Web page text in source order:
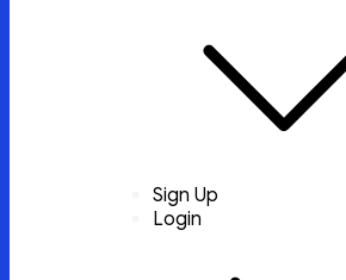
Sign Up
Login